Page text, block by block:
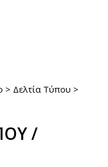
> Δελτία Τύπου >
/